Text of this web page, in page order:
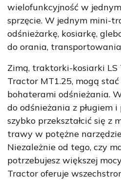
wielofunkcyjność w
sprzęcie. W jednym mini-
odśnieżarkę, kosiarkę,
do orania,
Zimą, traktorki-kosiarki LS
Tractor MT1.25, mogą
bohaterami odśnieżania.
do odśnieżania z pługiem
szybko przekształcić się z
trawy w potężne
Niezależnie od tego, czy
potrzebujesz większej
Tractor oferuje